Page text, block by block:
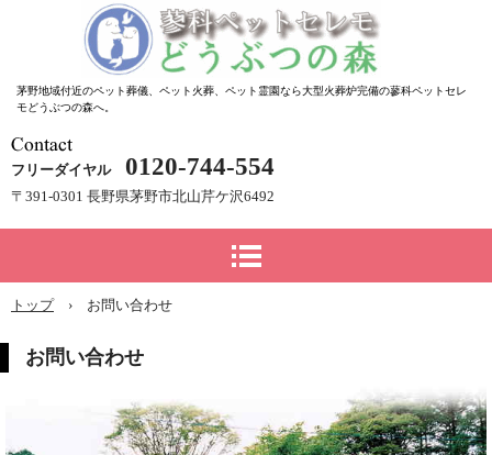
茅野地域付近のペット葬儀、ペット火葬、ペット霊園なら大型火葬炉完備の蓼科ペットセレ
モどうぶつの森へ。
フリーダイヤル 0120-744-554
〒391-0301 長野県茅野市北山芹ケ沢6492
トップ › お問い合わせ
お問い合わせ